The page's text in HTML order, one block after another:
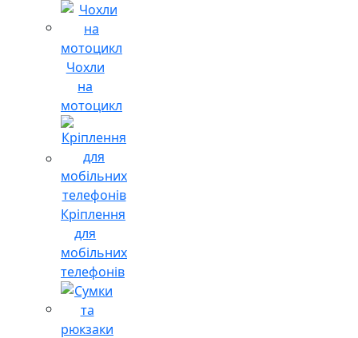
Чохли
на
мотоцикл
Кріплення
для
мобільних
телефонів